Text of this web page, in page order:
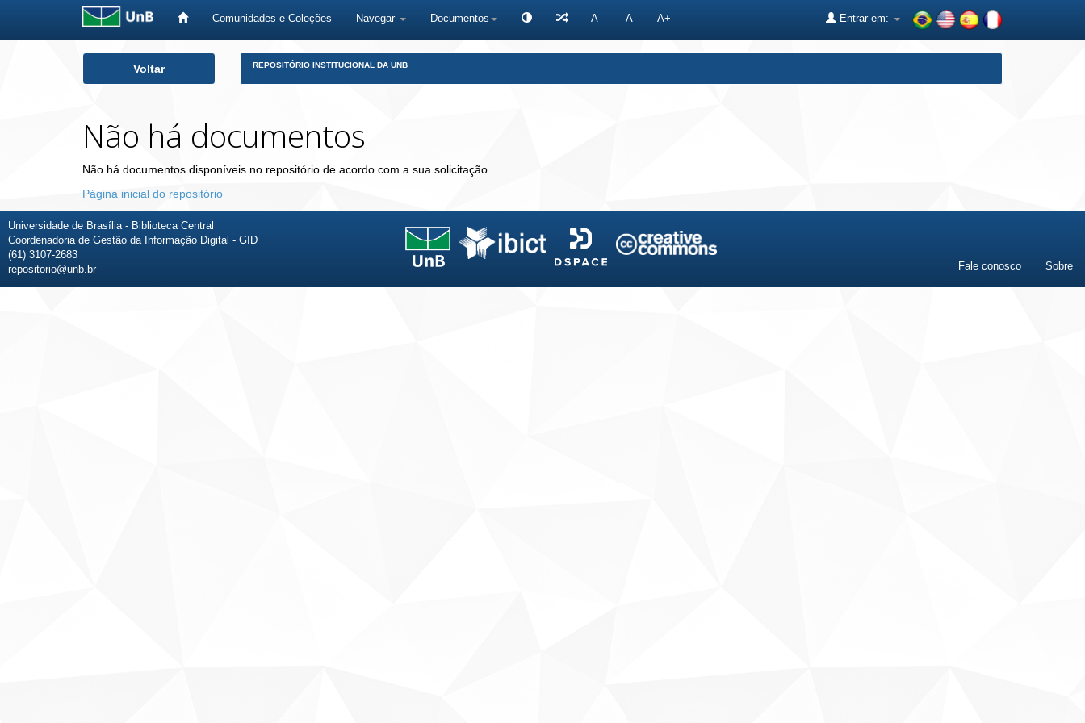
Comunidades e Coleções Navegar Documentos A- A A+ Entrar em:
Voltar REPOSITÓRIO INSTITUCIONAL DA UNB
Não há documentos
Não há documentos disponíveis no repositório de acordo com a sua solicitação.
Página inicial do repositório
Universidade de Brasília - Biblioteca Central
Coordenadoria de Gestão da Informação Digital - GID
(61) 3107-2683
repositorio@unb.br
Fale conosco Sobre